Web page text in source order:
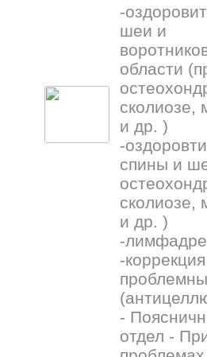
-
шеи и
области
сколиозе,
и др. )
-
спины и
сколиозе,
и др. )
-
-
-
отдел -